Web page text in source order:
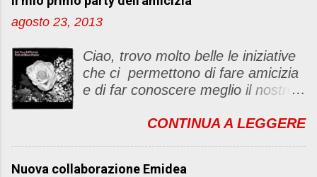
u
c
o
m
m
t
o
agosto 23, 2013
Ciao, trovo molto belle le iniziative
che ci permettono di fare amicizia
e di far conoscere meglio il nostro
un "party" dell'amicizia .... Mi
CONTINUA A LEGGERE
Nuova collaborazione Emidea